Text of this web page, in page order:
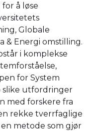
å løse
Globale
& Energi omstilling.
i komplekse
for System
slike utfordringer
med forskere fra
rekke tverrfaglige
metode som gjør